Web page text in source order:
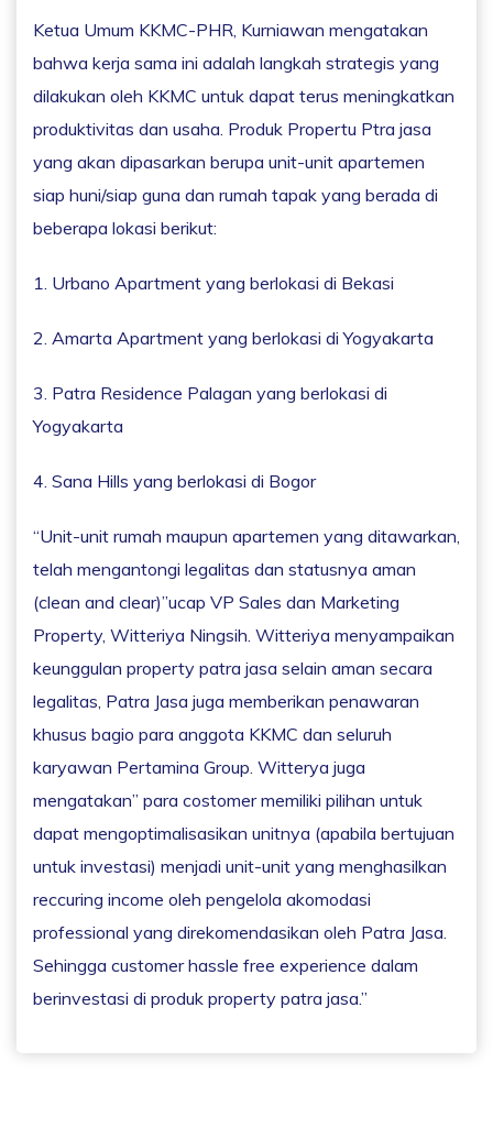
Ketua Umum KKMC-PHR, Kurniawan mengatakan
bahwa kerja sama ini adalah langkah strategis yang
dilakukan oleh KKMC untuk dapat terus meningkatkan
produktivitas dan usaha. Produk Propertu Ptra jasa
yang akan dipasarkan berupa unit-unit apartemen
siap huni/siap guna dan rumah tapak yang berada di
beberapa lokasi berikut:
1. Urbano Apartment yang berlokasi di Bekasi
2. Amarta Apartment yang berlokasi di Yogyakarta
3. Patra Residence Palagan yang berlokasi di
Yogyakarta
4. Sana Hills yang berlokasi di Bogor
“Unit-unit rumah maupun apartemen yang ditawarkan,
telah mengantongi legalitas dan statusnya aman
(clean and clear)”ucap VP Sales dan Marketing
Property, Witteriya Ningsih. Witteriya menyampaikan
keunggulan property patra jasa selain aman secara
legalitas, Patra Jasa juga memberikan penawaran
khusus bagio para anggota KKMC dan seluruh
karyawan Pertamina Group. Witterya juga
mengatakan” para costomer memiliki pilihan untuk
dapat mengoptimalisasikan unitnya (apabila bertujuan
untuk investasi) menjadi unit-unit yang menghasilkan
reccuring income oleh pengelola akomodasi
professional yang direkomendasikan oleh Patra Jasa.
Sehingga customer hassle free experience dalam
berinvestasi di produk property patra jasa.”